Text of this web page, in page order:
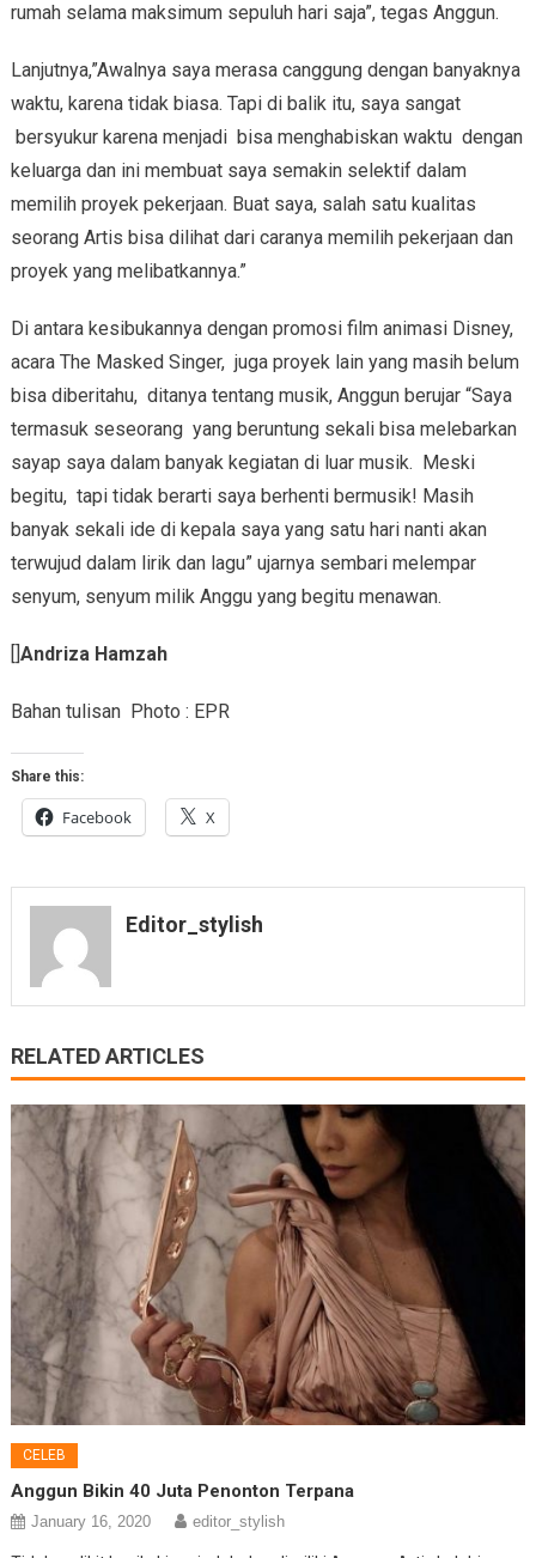
rumah selama maksimum sepuluh hari saja”, tegas Anggun.
Lanjutnya,”Awalnya saya merasa canggung dengan banyaknya
waktu, karena tidak biasa. Tapi di balik itu, saya sangat
bersyukur karena menjadi bisa menghabiskan waktu dengan
keluarga dan ini membuat saya semakin selektif dalam
memilih proyek pekerjaan. Buat saya, salah satu kualitas
seorang Artis bisa dilihat dari caranya memilih pekerjaan dan
proyek yang melibatkannya.”
Di antara kesibukannya dengan promosi film animasi Disney,
acara The Masked Singer, juga proyek lain yang masih belum
bisa diberitahu, ditanya tentang musik, Anggun berujar “Saya
termasuk seseorang yang beruntung sekali bisa melebarkan
sayap saya dalam banyak kegiatan di luar musik. Meski
begitu, tapi tidak berarti saya berhenti bermusik! Masih
banyak sekali ide di kepala saya yang satu hari nanti akan
terwujud dalam lirik dan lagu” ujarnya sembari melempar
senyum, senyum milik Anggu yang begitu menawan.
[]Andriza Hamzah
Bahan tulisan Photo : EPR
Share this:
Facebook X
Editor_stylish
RELATED ARTICLES
CELEB
Anggun Bikin 40 Juta Penonton Terpana
January 16, 2020 editor_stylish